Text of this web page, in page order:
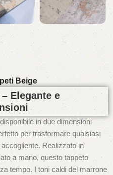
Beige
Elegante e
in due dimensioni
per trasformare qualsiasi
Realizzato in
a mano, questo tappeto
tempo. I toni caldi del marrone